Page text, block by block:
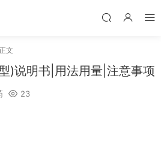
正文
)说明书|用法用量|注意事项
23